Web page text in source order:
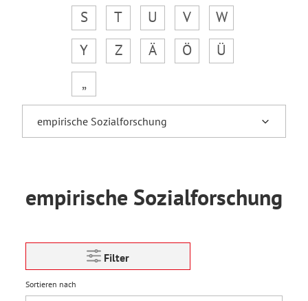
S
T U V
W
Y
Z Ä Ö
Ü
„
empirische Sozialforschung
Filter
Sortieren nach